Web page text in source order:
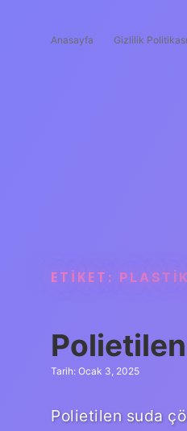
Anasayfa Gizlilik Politikası
ETIKET:
Polietilen
Tarih: Ocak 3, 2025
Polietilen suda